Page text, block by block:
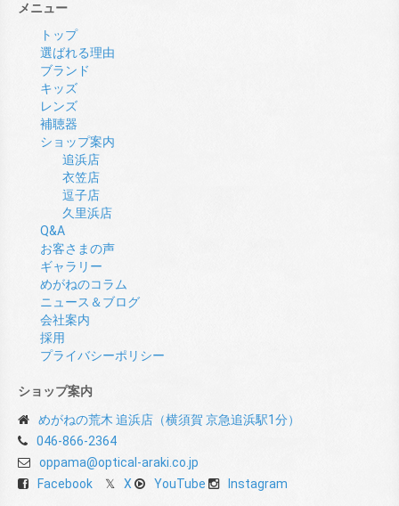
メニュー
トップ
選ばれる理由
ブランド
キッズ
レンズ
補聴器
ショップ案内
追浜店
衣笠店
逗子店
久里浜店
Q&A
お客さまの声
ギャラリー
めがねのコラム
ニュース＆ブログ
会社案内
採用
プライバシーポリシー
ショップ案内
めがねの荒木 追浜店（横須賀 京急追浜駅1分）
046-866-2364
oppama@optical-araki.co.jp
Facebook
X YouTube Instagram